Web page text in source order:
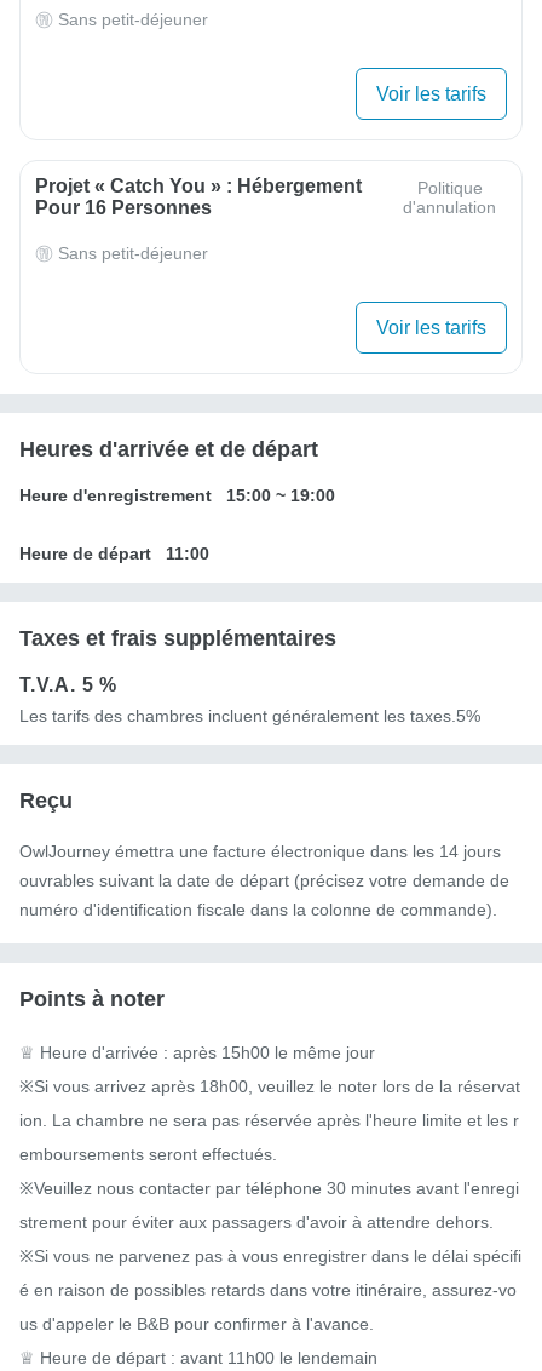
Sans petit-déjeuner
Voir les tarifs
Projet « Catch You » : Hébergement
Pour 16 Personnes
Politique
d'annulation
Sans petit-déjeuner
Voir les tarifs
Heures d'arrivée et de départ
Heure d'enregistrement 15:00 ~ 19:00
Heure de départ 11:00
Taxes et frais supplémentaires
T.V.A. 5 %
Les tarifs des chambres incluent généralement les taxes.5%
Reçu
OwlJourney émettra une facture électronique dans les 14 jours
ouvrables suivant la date de départ (précisez votre demande de
numéro d'identification fiscale dans la colonne de commande).
Points à noter
♕ Heure d'arrivée : après 15h00 le même jour
※Si vous arrivez après 18h00, veuillez le noter lors de la réservat
ion. La chambre ne sera pas réservée après l'heure limite et les r
emboursements seront effectués.
※Veuillez nous contacter par téléphone 30 minutes avant l'enregi
strement pour éviter aux passagers d'avoir à attendre dehors.
※Si vous ne parvenez pas à vous enregistrer dans le délai spécifi
é en raison de possibles retards dans votre itinéraire, assurez-vo
us d'appeler le B&B pour confirmer à l'avance.
♕ Heure de départ : avant 11h00 le lendemain